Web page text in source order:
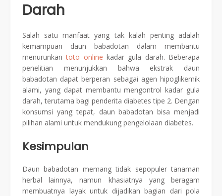
Darah
Salah satu manfaat yang tak kalah penting adalah
kemampuan daun babadotan dalam membantu
menurunkantoto online kadar gula darah. Beberapa
penelitian menunjukkan bahwa ekstrak daun
babadotan dapat berperan sebagai agen hipoglikemik
alami, yang dapat membantu mengontrol kadar gula
darah, terutama bagi penderita diabetes tipe 2. Dengan
konsumsi yang tepat, daun babadotan bisa menjadi
pilihan alami untuk mendukung pengelolaan diabetes.
Kesimpulan
Daun babadotan memang tidak sepopuler tanaman
herbal lainnya, namun khasiatnya yang beragam
membuatnya layak untuk dijadikan bagian dari pola